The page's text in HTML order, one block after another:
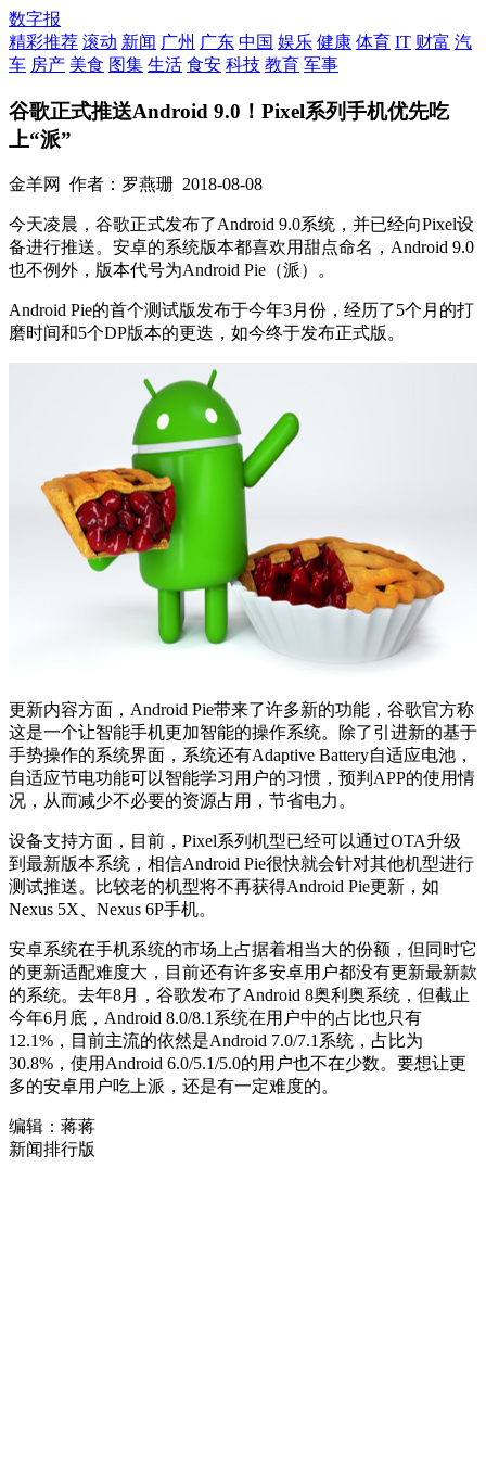
数字报
精彩推荐 滚动 新闻 广州 广东 中国 娱乐 健康 体育 IT 财富 汽
车 房产 美食 图集 生活 食安 科技 教育 军事
谷歌正式推送Android 9.0！Pixel系列手机优先吃
上“派”
金羊网 作者：罗燕珊 2018-08-08
今天凌晨，谷歌正式发布了Android 9.0系统，并已经向Pixel设
备进行推送。安卓的系统版本都喜欢用甜点命名，Android 9.0
也不例外，版本代号为Android Pie（派）。
Android Pie的首个测试版发布于今年3月份，经历了5个月的打
磨时间和5个DP版本的更迭，如今终于发布正式版。
更新内容方面，Android Pie带来了许多新的功能，谷歌官方称
这是一个让智能手机更加智能的操作系统。除了引进新的基于
手势操作的系统界面，系统还有Adaptive Battery自适应电池，
自适应节电功能可以智能学习用户的习惯，预判APP的使用情
况，从而减少不必要的资源占用，节省电力。
设备支持方面，目前，Pixel系列机型已经可以通过OTA升级
到最新版本系统，相信Android Pie很快就会针对其他机型进行
测试推送。比较老的机型将不再获得Android Pie更新，如
Nexus 5X、Nexus 6P手机。
安卓系统在手机系统的市场上占据着相当大的份额，但同时它
的更新适配难度大，目前还有许多安卓用户都没有更新最新款
的系统。去年8月，谷歌发布了Android 8奥利奥系统，但截止
今年6月底，Android 8.0/8.1系统在用户中的占比也只有
12.1%，目前主流的依然是Android 7.0/7.1系统，占比为
30.8%，使用Android 6.0/5.1/5.0的用户也不在少数。要想让更
多的安卓用户吃上派，还是有一定难度的。
编辑：蒋蒋
新闻排行版